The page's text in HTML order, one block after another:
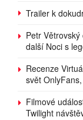
Trailer k
Petr
další Noci s
Recenze
svět
Filmové
Twilight